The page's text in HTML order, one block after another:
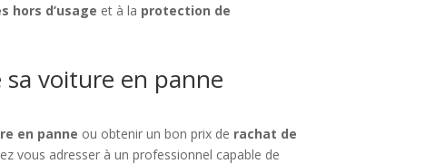
hors d’usage et à la protection de
voiture en panne
en panne ou obtenir un bon prix de rachat de
vous adresser à un professionnel capable de